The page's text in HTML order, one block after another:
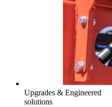
Upgrades & Engineered
solutions